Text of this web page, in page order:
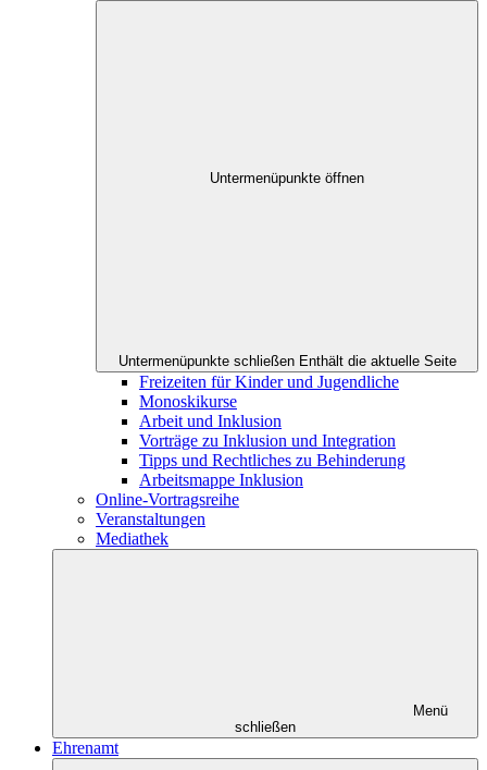
Untermenüpunkte öffnen
Untermenüpunkte schließen Enthält die aktuelle Seite
Freizeiten für Kinder und Jugendliche
Monoskikurse
Arbeit und Inklusion
Vorträge zu Inklusion und Integration
Tipps und Rechtliches zu Behinderung
Arbeitsmappe Inklusion
Online-Vortragsreihe
Veranstaltungen
Mediathek
Menü
schließen
Ehrenamt